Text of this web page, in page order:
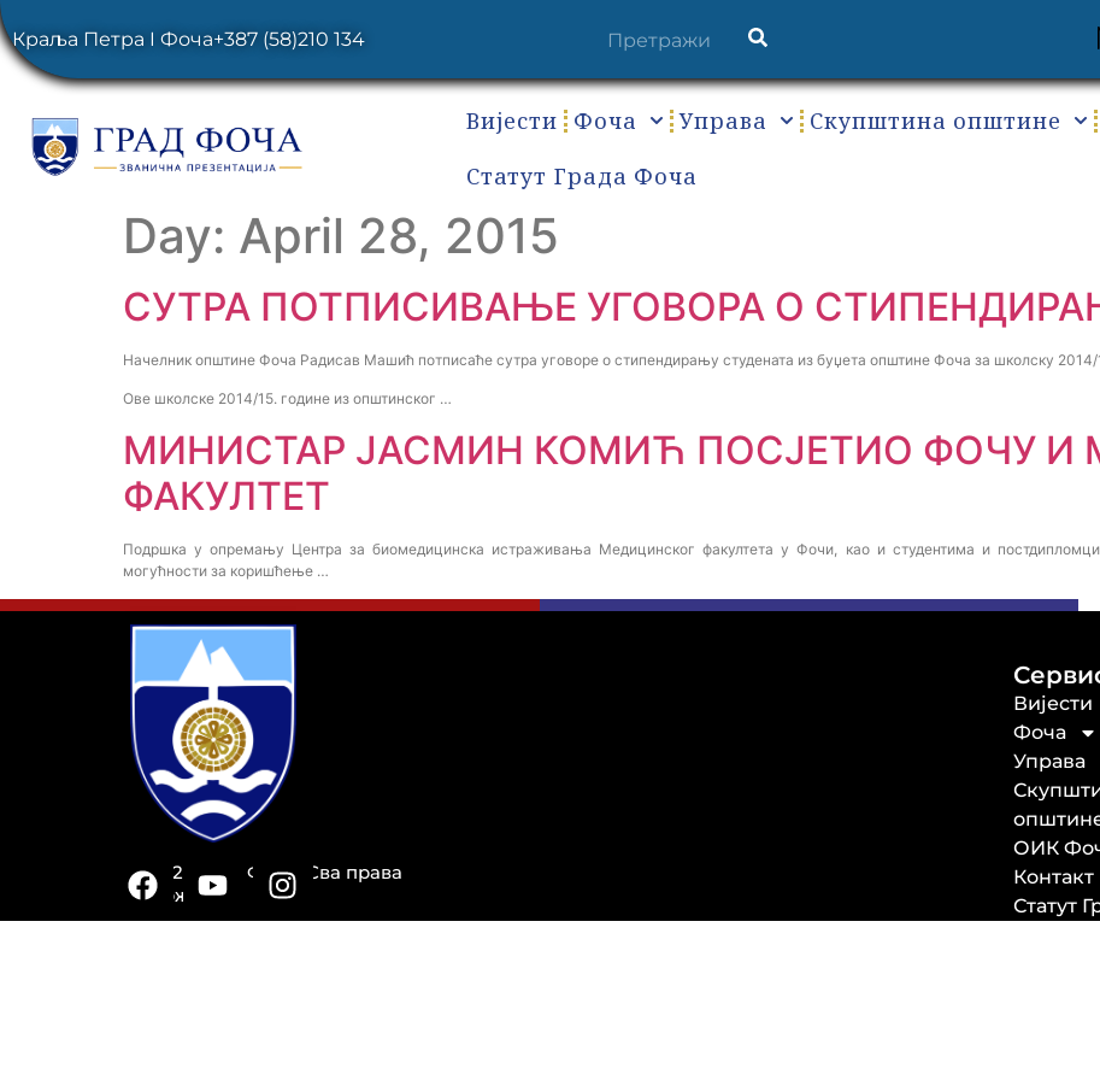
Краља Петра I Фоча+387 (58)210 134
Вијести Фоча Управа Скупштина општине
Статут Града Фоча
Day: April 28, 2015
СУТРА ПОТПИСИВАЊЕ УГОВОРА О
Начелник општине Фоча Радисав Машић потписаће сутра уговоре о стипендирању студената из буџета општине Фоча за школску 2014/
Ове школске 2014/15. године из општинског …
МИНИСТАР ЈАСМИН КОМИЋ ПОСЈЕТИО ФОЧУ И
ФАКУЛТЕТ
Подршка у опремању Центра за биомедицинска истраживања Медицинског факултета у Фочи, као и студентима и
могућности за коришћење …
© 2026 Град Фоча. Сва права
задржана.
Вијести
Фоча
Управа
ОИК
Контакт
Статут